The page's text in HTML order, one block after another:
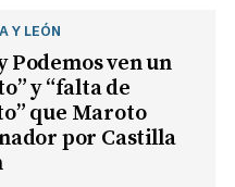
Y LEÓN
Podemos ven un
y “falta de
que Maroto
por Castilla